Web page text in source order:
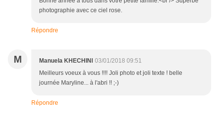
photographie avec ce ciel rose.
Répondre
M Manuela KHECHINI
03/01/2018 09:51
Meilleurs voeux à vous !!!! Joli photo et joli texte ! belle
journée Maryline... à l'abri !! ;-)
Répondre